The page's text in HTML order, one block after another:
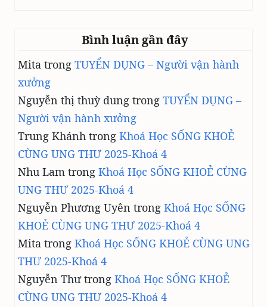
Bình luận gần đây
Mita trong TUYỂN DỤNG – Người vận hành
xưởng
Nguyễn thị thuỳ dung trong TUYỂN DỤNG –
Người vận hành xưởng
Trung Khánh trong Khoá Học SỐNG KHOẺ
CÙNG UNG THƯ 2025-Khoá 4
Nhu Lam trong Khoá Học SỐNG KHOẺ CÙNG
UNG THƯ 2025-Khoá 4
Nguyễn Phương Uyên trong Khoá Học SỐNG
KHOẺ CÙNG UNG THƯ 2025-Khoá 4
Mita trong Khoá Học SỐNG KHOẺ CÙNG UNG
THƯ 2025-Khoá 4
Nguyễn Thưtrong Khoá Học SỐNG KHOẺ
CÙNG UNG THƯ 2025-Khoá 4